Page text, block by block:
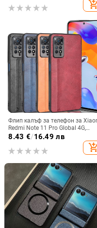
Флип калъф за телефон за
Redmi Note 11 Pro Global 4G,
имитационна кожа, бизнес стил
8.43 €/16.49 лв